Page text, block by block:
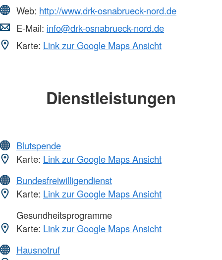
Web: http://www.drk-osnabrueck-nord.de
E-Mail: info@drk-osnabrueck-nord.de
Karte: Link zur Google Maps Ansicht
Dienstleistungen
Blutspende
Karte: Link zur Google Maps Ansicht
Bundesfreiwilligendienst
Karte: Link zur Google Maps Ansicht
Gesundheitsprogramme
Karte: Link zur Google Maps Ansicht
Hausnotruf